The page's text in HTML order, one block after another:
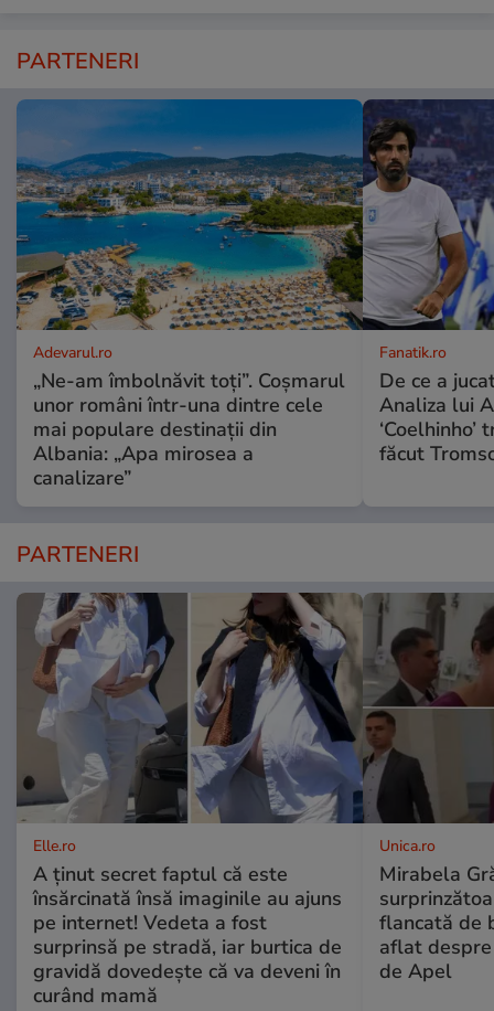
PARTENERI
Adevarul.ro
„Ne-am îmbolnăvit toți”. Coșmarul
unor români într-una dintre cele
mai populare destinații din
Albania: „Apa mirosea a
canalizare”
Fanatik.ro
De ce a
Analiza lui
‘Coelhinho’
făcut
PARTENERI
Elle.ro
A ținut secret faptul că este
însărcinată însă imaginile au ajuns
pe internet! Vedeta a fost
surprinsă pe stradă, iar burtica de
gravidă dovedește că va deveni în
curând mamă
Unica.ro
Mirabela
flancată de
aflat
de Apel